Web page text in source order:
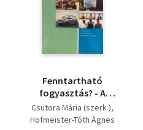
Fenntartható
fogyasztás? - A
fenntartható
fogyasztás gazdasági
Csutora Mária (szerk.)
Hofmeister-Tóth Ágnes